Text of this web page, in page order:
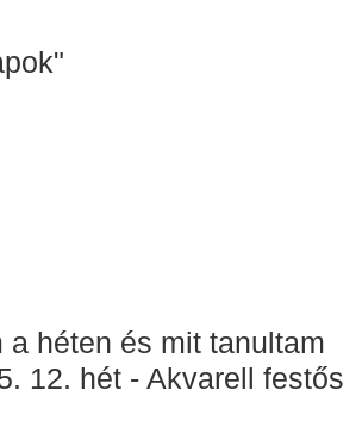
a héten és mit tanultam
12. hét - Akvarell festős